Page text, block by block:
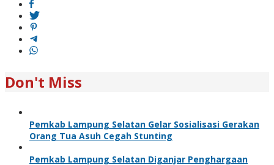
Don't Miss
Pemkab Lampung Selatan Gelar Sosialisasi Gerakan
Orang Tua Asuh Cegah Stunting
Pemkab Lampung Selatan Diganjar Penghargaan